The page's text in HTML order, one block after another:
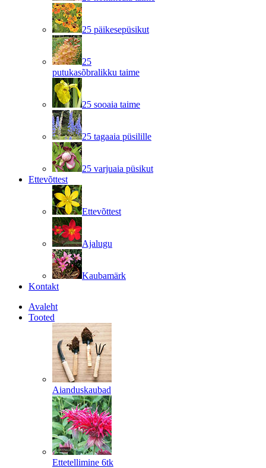
25 päikesepüsikut
25
putukasõbralikku taime
25 sooaia taime
25 tagaaia püsilille
25 varjuaia püsikut
Ettevõttest
Ettevõttest
Ajalugu
Kaubamärk
Kontakt
Avaleht
Tooted
Aianduskaubad
Ettetellimine 6tk